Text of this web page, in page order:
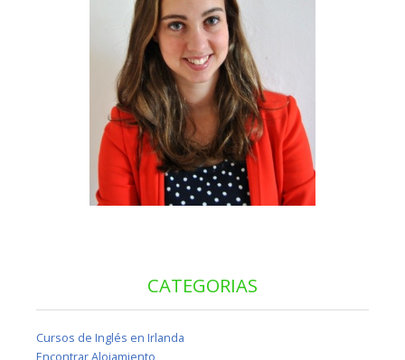
CATEGORIAS
Cursos de Inglés en Irlanda